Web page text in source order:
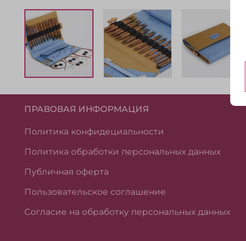
ПРАВОВАЯ ИНФОРМАЦИЯ
Политика конфидециальности
Политика обработки персональных данных
Публичная оферта
Пользовательское соглашение
Согласие на обработку персональных данных